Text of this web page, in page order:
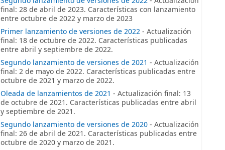
final: 28 de abril de 2023. Características con lanzamiento
entre octubre de 2022 y marzo de 2023
Primer lanzamiento de versiones de 2022 - Actualización
final: 18 de octubre de 2022. Características publicadas
entre abril y septiembre de 2022.
Segundo lanzamiento de versiones de 2021 - Actualización
final: 2 de mayo de 2022. Características publicadas entre
octubre de 2021 y marzo de 2022.
Oleada de lanzamientos de 2021 - Actualización final: 13
de octubre de 2021. Características publicadas entre abril
y septiembre de 2021.
Segundo lanzamiento de versiones de 2020 - Actualización
final: 26 de abril de 2021. Características publicadas entre
octubre de 2020 y marzo de 2021.